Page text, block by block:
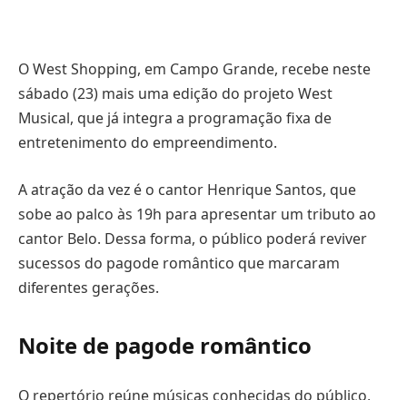
O West Shopping, em Campo Grande, recebe neste
sábado (23) mais uma edição do projeto West
Musical, que já integra a programação fixa de
entretenimento do empreendimento.
A atração da vez é o cantor Henrique Santos, que
sobe ao palco às 19h para apresentar um tributo ao
cantor Belo. Dessa forma, o público poderá reviver
sucessos do pagode romântico que marcaram
diferentes gerações.
Noite de pagode romântico
O repertório reúne músicas conhecidas do público,